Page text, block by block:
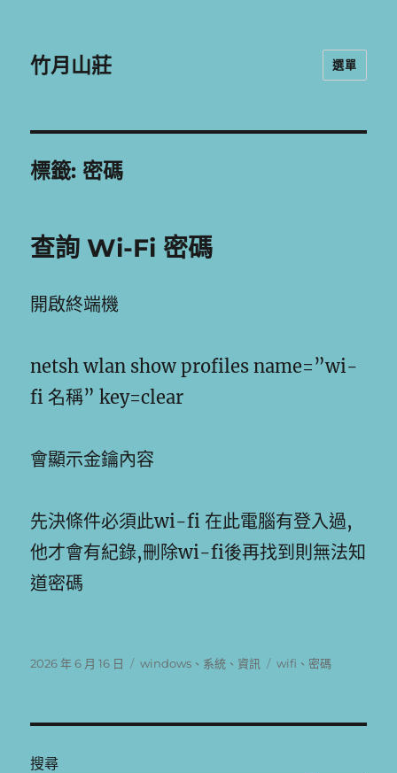
竹月山莊 選單
標籤:密碼
查詢 Wi-Fi 密碼
開啟終端機
netsh wlan show profiles name=”wi-
fi 名稱” key=clear
會顯示金鑰內容
先決條件必須此wi-fi 在此電腦有登入過,
他才會有紀錄,刪除wi-fi後再找到則無法知
道密碼
發
2026 年 6 月 16 日
分
windows 、 系統 、資訊
標
wifi 、 密碼
搜尋